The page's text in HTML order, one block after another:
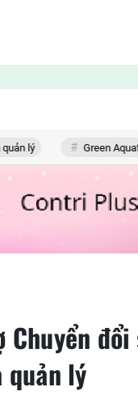
Green Aquatech và
Chuyển
quản lý